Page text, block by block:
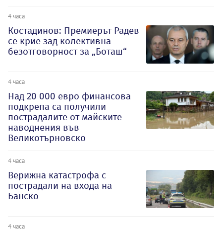
4 часа
Костадинов: Премиерът Радев
се крие зад колективна
безотговорност за „Боташ“
4 часа
Над 20 000 евро финансова
подкрепа са получили
пострадалите от майските
наводнения във
Великотърновско
4 часа
Верижна катастрофа с
пострадали на входа на
Банско
4 часа